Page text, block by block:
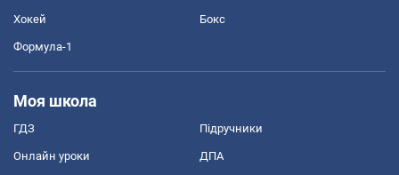
Хокей Бокс
Формула-1
Моя школа
ГДЗ Підручники
Онлайн уроки ДПА